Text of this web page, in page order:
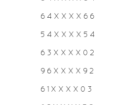
64XXXX66
54XXXX54
63XXXX02
96XXXX92
61XXXX03